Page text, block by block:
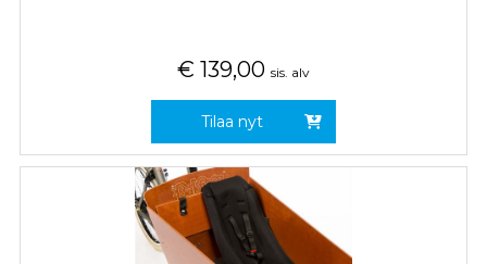
€ 139,00 sis. alv
Tilaa nyt